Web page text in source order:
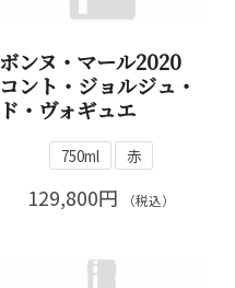
ボンヌ・マール2020
コント・ジョルジュ・
ド・ヴォギュエ
750ml 赤
129,800円 （税込）